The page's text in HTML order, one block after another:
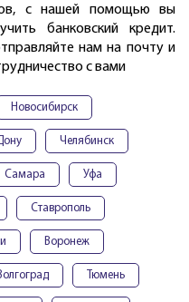
с нашей помощью вы
банковский кредит.
нам на почту и
с вами
Новосибирск
Челябинск
Самара Уфа
Ставрополь
Воронеж
Тюмень